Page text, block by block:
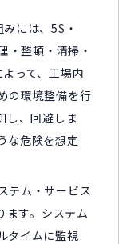
には、5S・
・整頓・清掃・
って、工場内
の環境整備を行
し、回避しま
な危険を想定
テム・サービス
ます。システム
タイムに監視